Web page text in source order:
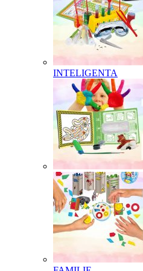
INTELIGENTA